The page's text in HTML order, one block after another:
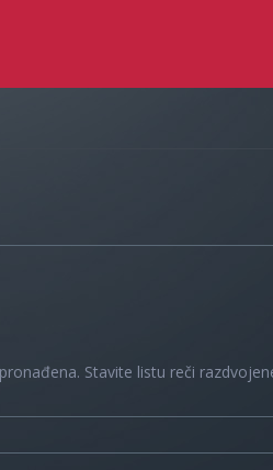
Stavite listu reči